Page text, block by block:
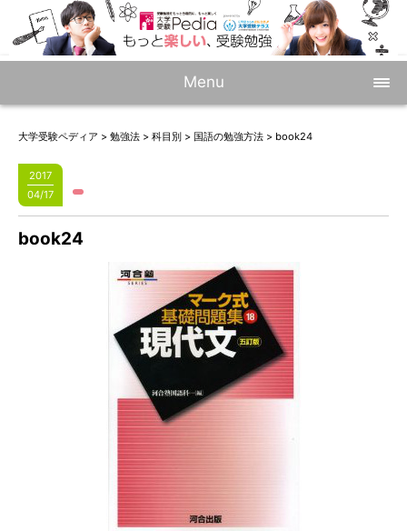
Menu
大学受験ペディア > 勉強法 > 科目別 > 国語の勉強方法 > book24
2017
04/17
book24